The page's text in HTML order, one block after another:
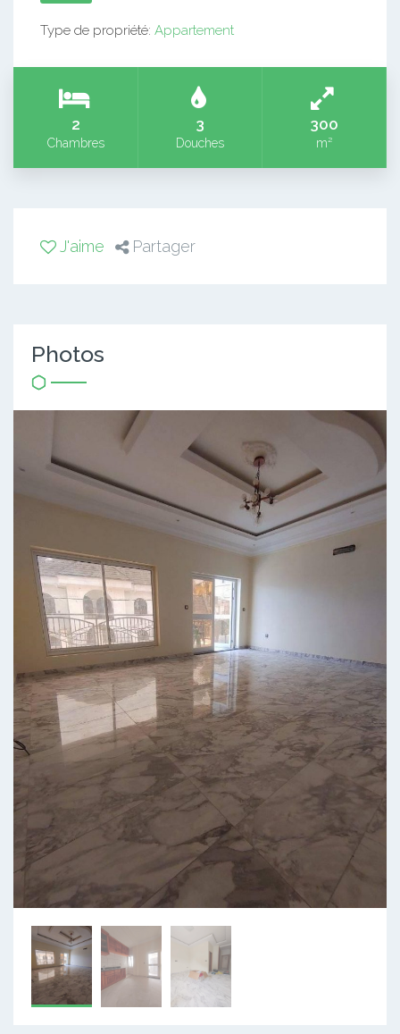
Type de propriété: Appartement
2
Chambres
3
Douches
300
m²
J'aime Partager
Photos